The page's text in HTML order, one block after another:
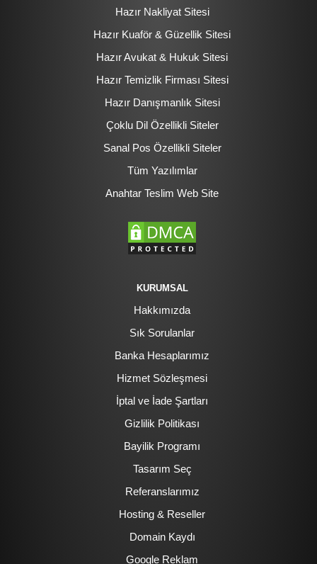
Hazır Nakliyat Sitesi
Hazır Kuaför & Güzellik Sitesi
Hazır Avukat & Hukuk Sitesi
Hazır Temizlik Firması Sitesi
Hazır Danışmanlık Sitesi
Çoklu Dil Özellikli Siteler
Sanal Pos Özellikli Siteler
Tüm Yazılımlar
Anahtar Teslim Web Site
KURUMSAL
Hakkımızda
Sık Sorulanlar
Banka Hesaplarımız
Hizmet Sözleşmesi
İptal ve İade Şartları
Gizlilik Politikası
Bayilik Programı
Tasarım Seç
Referanslarımız
Hosting & Reseller
Domain Kaydı
Google Reklam